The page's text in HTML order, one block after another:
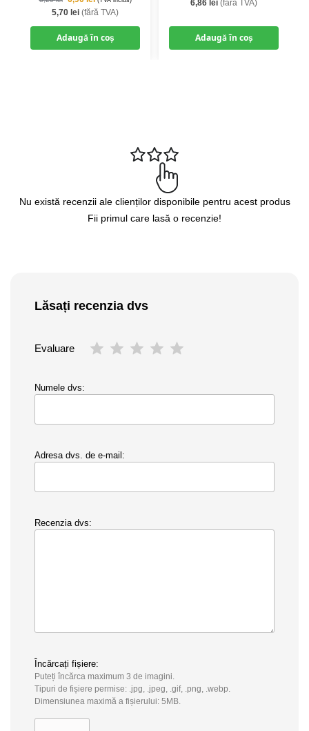
5,70 lei (fără TVA)
Adaugă în coș
6,86 lei (fără TVA)
Adaugă în coș
Nu există recenzii ale clienților disponibile pentru acest produs
Fii primul care lasă o recenzie!
Lăsați recenzia dvs
Evaluare
Numele dvs:
Adresa dvs. de e-mail:
Recenzia dvs:
Încărcați fișiere:
Puteți încărca maximum 3 de imagini.
Tipuri de fișiere permise: .jpg, .jpeg, .gif, .png, .webp.
Dimensiunea maximă a fișierului: 5MB.